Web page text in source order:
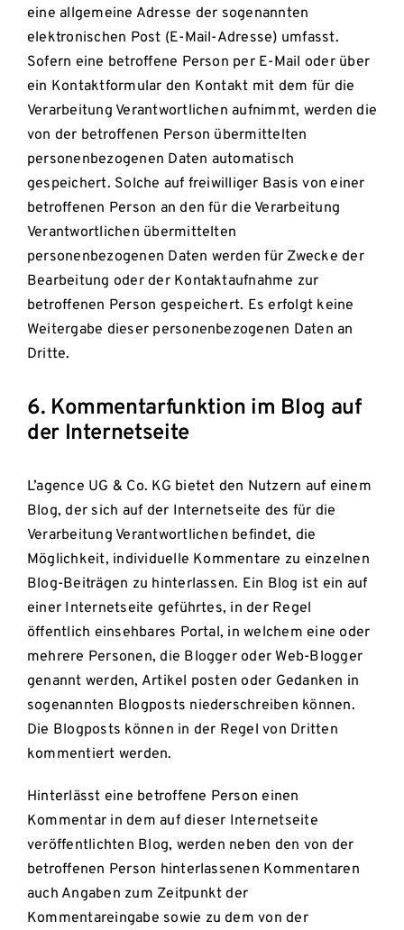
eine allgemeine Adresse der sogenannten
elektronischen Post (E-Mail-Adresse) umfasst.
Sofern eine betroffene Person per E-Mail oder über
ein Kontaktformular den Kontakt mit dem für die
Verarbeitung Verantwortlichen aufnimmt, werden die
von der betroffenen Person übermittelten
personenbezogenen Daten automatisch
gespeichert. Solche auf freiwilliger Basis von einer
betroffenen Person an den für die Verarbeitung
Verantwortlichen übermittelten
personenbezogenen Daten werden für Zwecke der
Bearbeitung oder der Kontaktaufnahme zur
betroffenen Person gespeichert. Es erfolgt keine
Weitergabe dieser personenbezogenen Daten an
Dritte.
6. Kommentarfunktion im Blog auf
der Internetseite
L’agence UG & Co. KG bietet den Nutzern auf einem
Blog, der sich auf der Internetseite des für die
Verarbeitung Verantwortlichen befindet, die
Möglichkeit, individuelle Kommentare zu einzelnen
Blog-Beiträgen zu hinterlassen. Ein Blog ist ein auf
einer Internetseite geführtes, in der Regel
öffentlich einsehbares Portal, in welchem eine oder
mehrere Personen, die Blogger oder Web-Blogger
genannt werden, Artikel posten oder Gedanken in
sogenannten Blogposts niederschreiben können.
Die Blogposts können in der Regel von Dritten
kommentiert werden.
Hinterlässt eine betroffene Person einen
Kommentar in dem auf dieser Internetseite
veröffentlichten Blog, werden neben den von der
betroffenen Person hinterlassenen Kommentaren
auch Angaben zum Zeitpunkt der
Kommentareingabe sowie zu dem von der